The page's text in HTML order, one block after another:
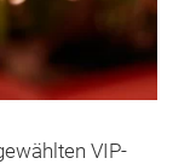
VIP-